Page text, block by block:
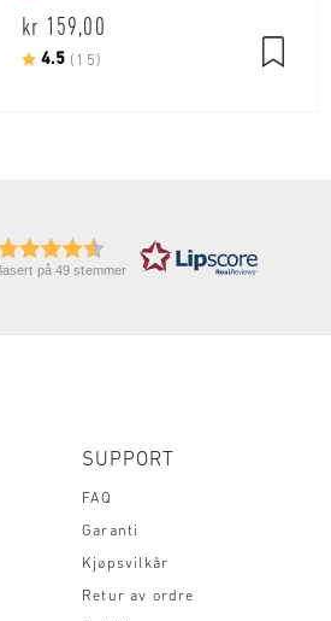
kr 159,00
Karakter:
4.5 (15)
på 49 stemmer
SUPPORT
FAQ
Garanti
Kjøpsvilkår
Retur av ordre